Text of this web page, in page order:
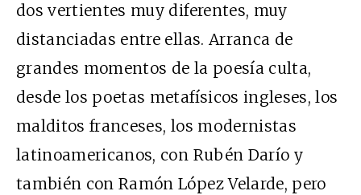
dos vertientes muy diferentes, muy
distanciadas entre ellas. Arranca de
grandes momentos de la poesía culta,
desde los poetas metafísicos ingleses, los
malditos franceses, los modernistas
latinoamericanos, con Rubén Darío y
también con Ramón López Velarde, pero